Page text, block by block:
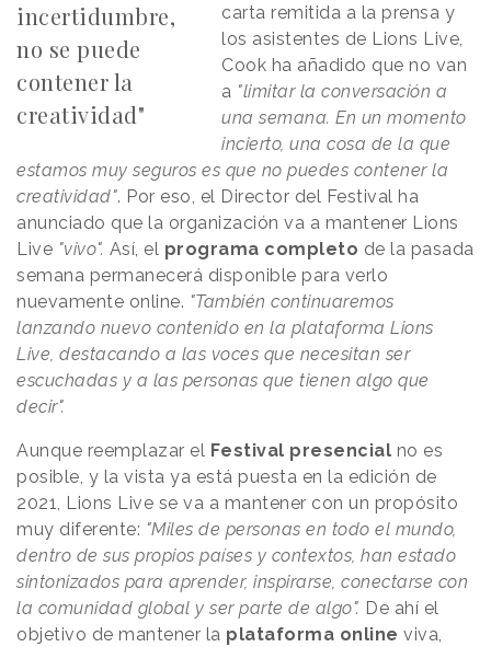
incertidumbre,
no se puede
contener la
creatividad"
carta remitida a la prensa y
los asistentes de Lions Live,
Cook ha añadido que no van
a "limitar la conversación a
una semana. En un momento
incierto, una cosa de la que
estamos muy seguros es que no puedes contener la
creatividad". Por eso, el Director del Festival ha
anunciado que la organización va a mantener Lions
Live "vivo". Así, el programa completo de la pasada
semana permanecerá disponible para verlo
nuevamente online. "También continuaremos
lanzando nuevo contenido en la plataforma Lions
Live, destacando a las voces que necesitan ser
escuchadas y a las personas que tienen algo que
decir".
Aunque reemplazar el Festival presencial no es
posible, y la vista ya está puesta en la edición de
2021, Lions Live se va a mantener con un propósito
muy diferente: "Miles de personas en todo el mundo,
dentro de sus propios países y contextos, han estado
sintonizados para aprender, inspirarse, conectarse con
la comunidad global y ser parte de algo". De ahí el
objetivo de mantener la plataforma online viva,